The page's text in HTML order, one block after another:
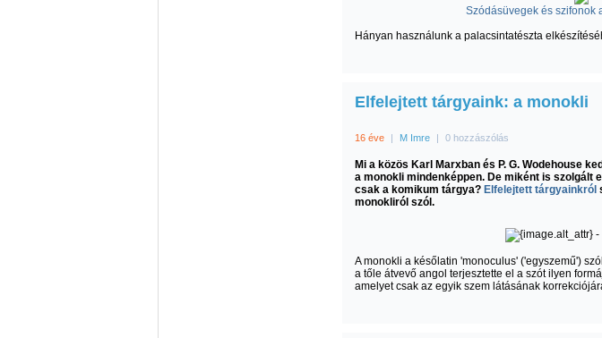
Szódásüvegek és szifonok
Hányan használunk a palacsintatészta
Elfelejtett tárgyaink: a monokli
16 éve | M Imre | 0 hozzászólás
Mi a közös Karl Marxban és P. G. Wodehouse
a monokli mindenképpen. De miként is szolgált
csak a komikum tárgya? Elfelejtett tárgyainkról
monokliról szól.
A monokli a későlatin 'monoculus' ('egyszemű')
a tőle átvevő angol terjesztette el a szót ilyen
amelyet csak az egyik szem látásának